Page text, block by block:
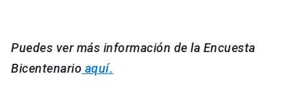
Puedes ver más información de la Encuesta
Bicentenario aquí.